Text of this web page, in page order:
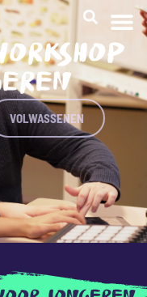
VOLWASSENEN